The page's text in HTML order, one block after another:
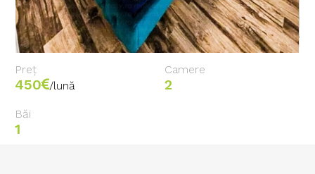
Preț
450 /lună
Camere
2
Băi
1